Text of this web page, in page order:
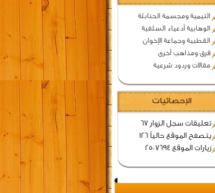
التيمية ومجسمة الحنابلة
الوهابية أدعياء السلفية
القطبية وجماعة الإخوان
فرق ومذاهب أخرى
مقالات وردود شرعية
الإحصائيات
تعليقات سجل الزوار 67
يتصفح الموقع حالياً 126
زيارات الموقع 2507694